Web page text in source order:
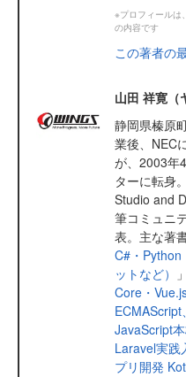
※プロフィールは
の内容です
この著者の
山田 祥寛（
静岡県榛原
業後、NEC
が、2003年
ターに転身。
Studio and
筆コミュニ
表。主な著
C#・Python
ットなど）
Core・
ECMAScript
JavaScript
Laravel実践
プリ開発